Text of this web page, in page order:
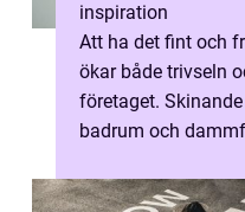
inspiration
Att ha det fint och
ökar både trivseln
företaget.
badrum och